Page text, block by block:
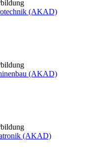
(AKAD)
(AKAD)
(AKAD)